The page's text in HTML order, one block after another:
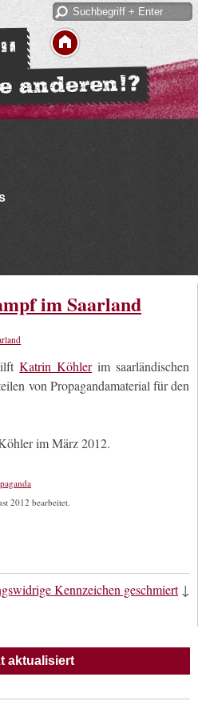
im Saarland
Katrin Köhlerim saarländischen
von Propagandamaterial für den
im März 2012.
2012 bearbeitet.
Kennzeichen geschmiert↓
aktualisiert